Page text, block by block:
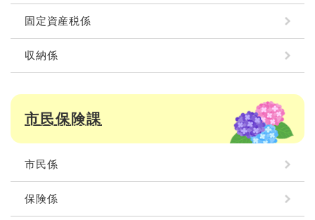
固定資産税係
収納係
市民保険課
市民係
保険係